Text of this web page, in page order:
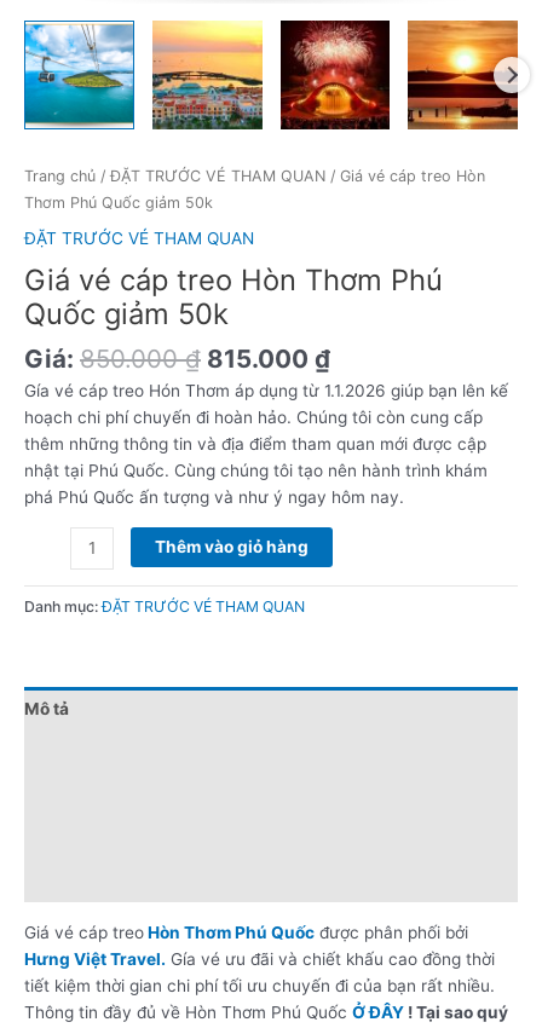
Trang chủ /ĐẶT TRƯỚC VÉ THAM QUAN / Giá vé cáp treo Hòn
Thơm Phú Quốc giảm 50k
ĐẶT TRƯỚC VÉ THAM QUAN
Giá vé cáp treo Hòn Thơm Phú
Quốc giảm 50k
Giá: 850.000₫ 815.000 ₫
Gía vé cáp treo Hón Thơm áp dụng từ 1.1.2026 giúp bạn lên kế
hoạch chi phí chuyến đi hoàn hảo. Chúng tôi còn cung cấp
thêm những thông tin và địa điểm tham quan mới được cập
nhật tại Phú Quốc. Cùng chúng tôi tạo nên hành trình khám
phá Phú Quốc ấn tượng và như ý ngay hôm nay.
Thêm vào giỏ hàng
Danh mục:ĐẶT TRƯỚC VÉ THAM QUAN
Mô tả
Giá vé cáp treoHòn Thơm Phú Quốc được phân phối bởi
Hưng Việt Travel. Gía vé ưu đãi và chiết khấu cao đồng thời
tiết kiệm thời gian chi phí tối ưu chuyến đi của bạn rất nhiều.
Thông tin đầy đủ về Hòn Thơm Phú Quốc Ở ĐÂY ! Tại sao quý